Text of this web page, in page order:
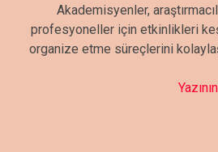
Akademisyenler,
profesyoneller için etkinlikleri
organize etme süreçlerini